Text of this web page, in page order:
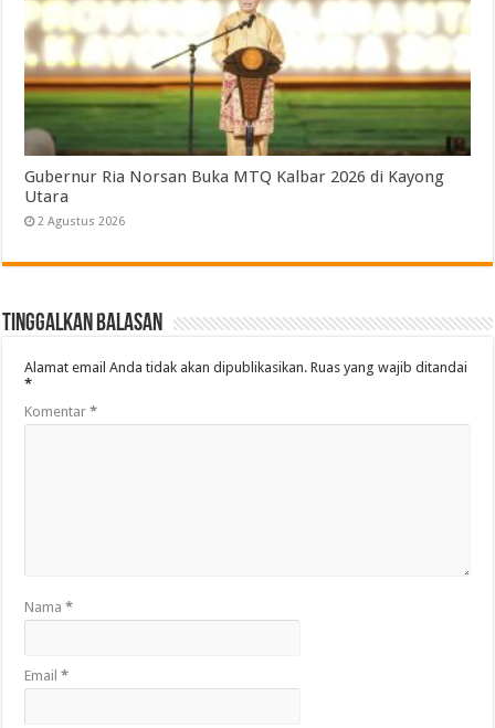
Gubernur Ria Norsan Buka MTQ Kalbar 2026 di Kayong
Utara
2 Agustus 2026
Tinggalkan Balasan
Alamat email Anda tidak akan dipublikasikan. Ruas yang wajib ditandai
*
Komentar*
Nama*
Email*